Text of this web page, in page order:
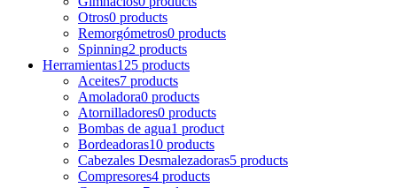
Otros0 products
Remorgómetros0 products
Spinning2 products
Herramientas125 products
Aceites7 products
Amoladora0 products
Atornilladores0 products
Bombas de agua1 product
Bordeadoras10 products
Cabezales Desmalezadoras5 products
Compresores4 products